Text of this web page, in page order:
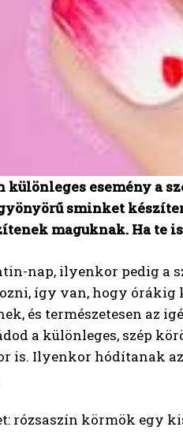
különleges esemény a
sminket
maguknak. Ha te
nap, ilyenkor pedig a
így van, hogy
és természetesen az
a különleges, szép
is. Ilyenkor hódítanak az
rózsaszín körmök egy